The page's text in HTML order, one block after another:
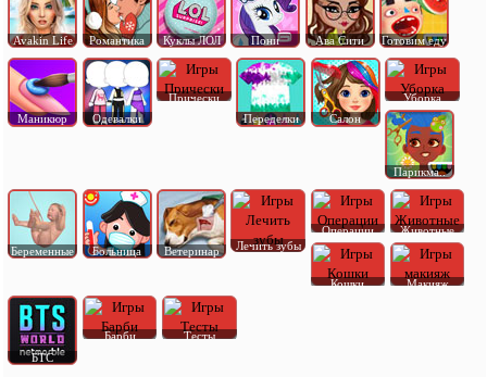
Avakin Life Романтика Куклы ЛОЛ Пони Ава Сити Готовим еду
Маникюр Одевалки
Прически
Переделки
Салон
Уборка
Парикма..
Беременные Больница Ветеринар Лечить зубы
Операции Животные
Кошки Макияж
БТС
Барби Тесты